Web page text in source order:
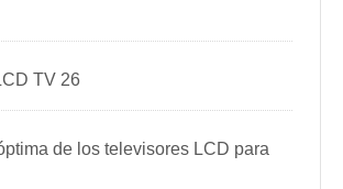
TV 26
de los televisores LCD para